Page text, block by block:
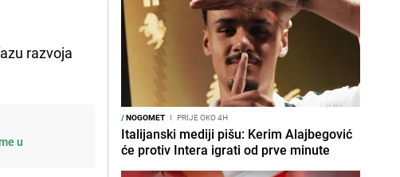
razvoja
u
/NOGOMET I PRIJE OKO 4H
Italijanski mediji pišu: Kerim Alajbegović
će protiv Intera igrati od prve minute